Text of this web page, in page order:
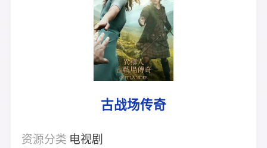
古战场传奇
资源分类 电视剧